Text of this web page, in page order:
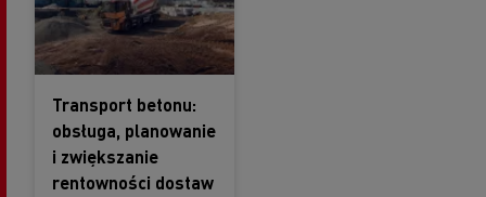
Transport betonu:
obsługa, planowanie
i zwiększanie
rentowności dostaw